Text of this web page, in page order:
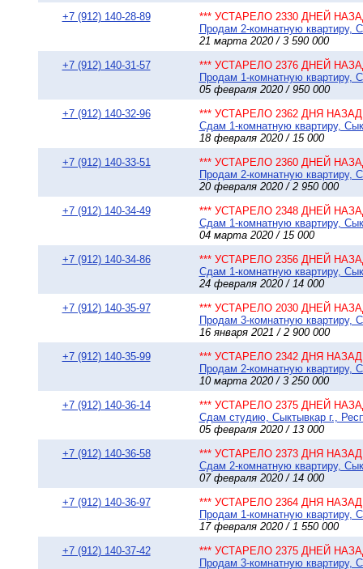
+7 (912) 140-28-89
*** УСТАРЕЛО 2330 ДНЕЙ
Продам 2-комнатную квартиру,
21 марта 2020 / 3 590 000
+7 (912) 140-31-57
*** УСТАРЕЛО 2376 ДНЕЙ
Продам 1-комнатную квартиру,
05 февраля 2020 / 950 000
+7 (912) 140-32-96
*** УСТАРЕЛО 2362 ДНЯ НАЗАД
Сдам 1-комнатную квартиру,
18 февраля 2020 / 15 000
+7 (912) 140-33-51
*** УСТАРЕЛО 2360 ДНЕЙ
Продам 2-комнатную квартиру,
20 февраля 2020 / 2 950 000
+7 (912) 140-34-49
*** УСТАРЕЛО 2348 ДНЕЙ
Сдам 1-комнатную квартиру,
04 марта 2020 / 15 000
+7 (912) 140-34-86
*** УСТАРЕЛО 2356 ДНЕЙ
Сдам 1-комнатную квартиру,
24 февраля 2020 / 14 000
+7 (912) 140-35-97
*** УСТАРЕЛО 2030 ДНЕЙ
Продам 3-комнатную квартиру,
16 января 2021 / 2 900 000
+7 (912) 140-35-99
*** УСТАРЕЛО 2342 ДНЯ НАЗАД
Продам 2-комнатную квартиру,
10 марта 2020 / 3 250 000
+7 (912) 140-36-14
*** УСТАРЕЛО 2375 ДНЕЙ
Сдам студию, Сыктывкар г.,
05 февраля 2020 / 13 000
+7 (912) 140-36-58
*** УСТАРЕЛО 2373 ДНЯ НАЗАД
Сдам 2-комнатную квартиру,
07 февраля 2020 / 14 000
+7 (912) 140-36-97
*** УСТАРЕЛО 2364 ДНЯ НАЗАД
Продам 1-комнатную квартиру,
17 февраля 2020 / 1 550 000
+7 (912) 140-37-42
*** УСТАРЕЛО 2375 ДНЕЙ
Продам 3-комнатную квартиру,